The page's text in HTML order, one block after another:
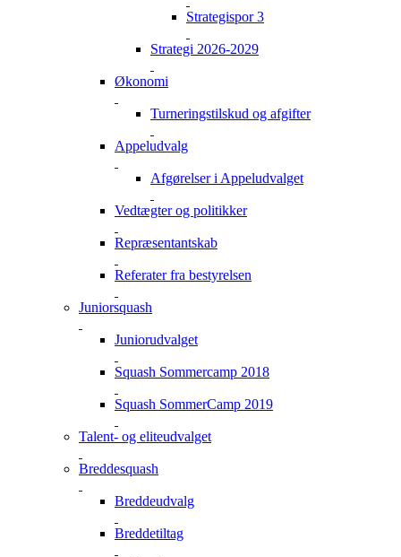
Strategispor 3
Strategi 2026-2029
Økonomi
Turneringstilskud og afgifter
Appeludvalg
Afgørelser i Appeludvalget
Vedtægter og politikker
Repræsentantskab
Referater fra bestyrelsen
Juniorsquash
Juniorudvalget
Squash Sommercamp 2018
Squash SommerCamp 2019
Talent- og eliteudvalget
Breddesquash
Breddeudvalg
Breddetiltag